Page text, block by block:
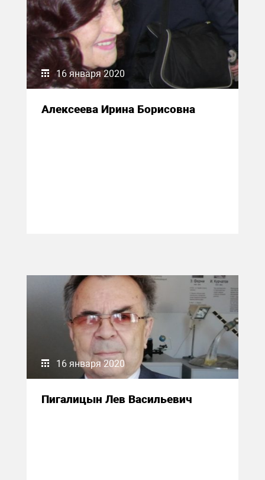
16 января 2020
Алексеева Ирина Борисовна
16 января 2020
Пигалицын Лев Васильевич